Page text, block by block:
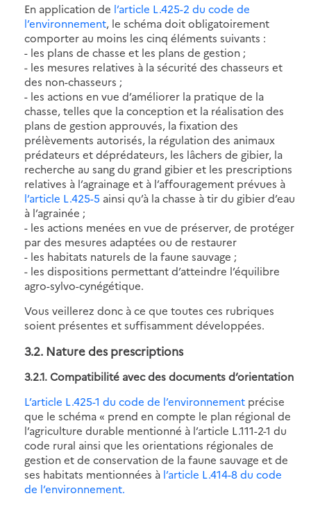
En application de l’article L.425-2 du code de
l’environnement, le schéma doit obligatoirement
comporter au moins les cinq éléments suivants :
- les plans de chasse et les plans de gestion ;
- les mesures relatives à la sécurité des chasseurs et
des non-chasseurs ;
- les actions en vue d’améliorer la pratique de la
chasse, telles que la conception et la réalisation des
plans de gestion approuvés, la fixation des
prélèvements autorisés, la régulation des animaux
prédateurs et déprédateurs, les lâchers de gibier, la
recherche au sang du grand gibier et les prescriptions
relatives à l’agrainage et à l’affouragement prévues à
l’article L.425-5 ainsi qu’à la chasse à tir du gibier d’eau
à l’agrainée ;
- les actions menées en vue de préserver, de protéger
par des mesures adaptées ou de restaurer
- les habitats naturels de la faune sauvage ;
- les dispositions permettant d’atteindre l’équilibre
agro-sylvo-cynégétique.
Vous veillerez donc à ce que toutes ces rubriques
soient présentes et suffisamment développées.
3.2. Nature des prescriptions
3.2.1. Compatibilité avec des documents d’orientation
L’article L.425-1 du code de l’environnement précise
que le schéma « prend en compte le plan régional de
l’agriculture durable mentionné à l’article L.111-2-1 du
code rural ainsi que les orientations régionales de
gestion et de conservation de la faune sauvage et de
ses habitats mentionnées à l’article L.414-8 du code
de l’environnement.